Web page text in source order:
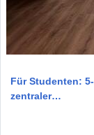
Für Studenten:
zentraler…